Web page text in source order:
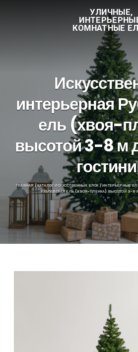
УЛИЧНЫЕ,
КОМНАТНЫЕ
интерьерная
ель (хвоя-
высотой 3-8 м
ГЛАВНАЯ/КАТАЛОГ ИСКУССТВЕННЫХ ЕЛОК/ИНТЕРЬЕРНЫЕ
РУБЛЕВСКАЯ ЕЛЬ (ХВОЯ-ПЛЕНКА) ВЫСОТОЙ 3-8